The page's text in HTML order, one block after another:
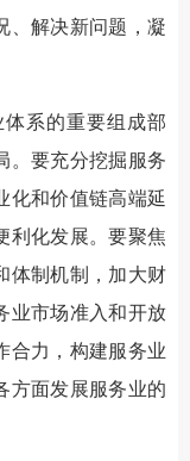
、解决新问题，凝
系的重要组成部
。要充分挖掘服务
化和价值链高端延
利化发展。要聚焦
体制机制，加大财
业市场准入和开放
合力，构建服务业
方面发展服务业的